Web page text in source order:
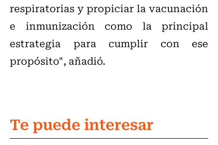
respiratorias y propiciar la vacunación
e inmunización como la principal
estrategia para cumplir con ese
propósito", añadió.
Te puede interesar